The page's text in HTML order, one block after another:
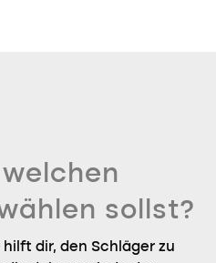
sollst?
dir, den Schläger zu